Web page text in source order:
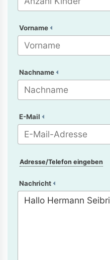
Vorname
Nachname
E-Mail
Adresse/Telefon eingeben
Nachricht